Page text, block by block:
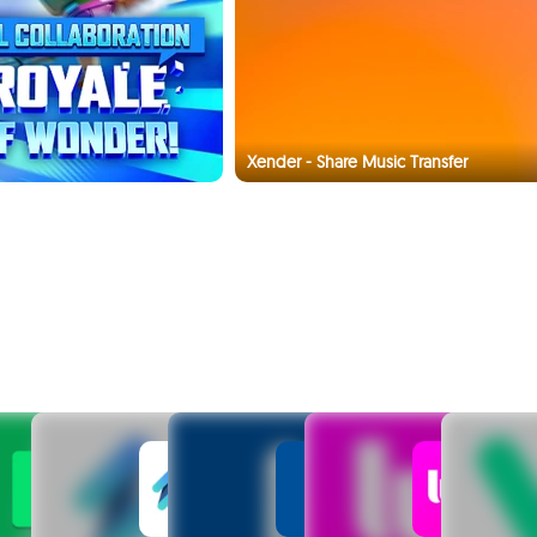
Xender - Share Music Transfer